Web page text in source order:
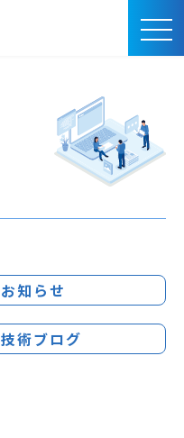
お知らせ
技術ブログ